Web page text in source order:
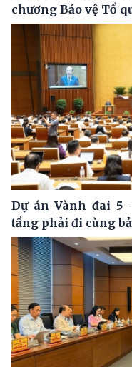
chương Bảo vệ Tổ
Dự án Vành đai 5
tầng phải đi cùng